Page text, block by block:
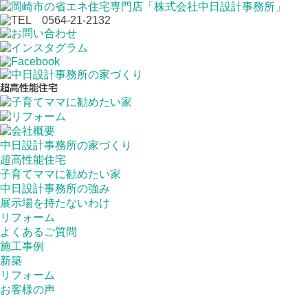
中日設計事務所の家づくり
超高性能住宅
子育てママに勧めたい家
中日設計事務所の強み
展示場を持たないわけ
リフォーム
よくあるご質問
施工事例
新築
リフォーム
お客様の声